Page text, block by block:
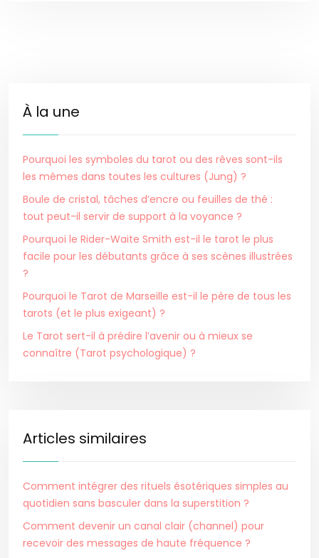
À la une
Pourquoi les symboles du tarot ou des rêves sont-ils
les mêmes dans toutes les cultures (Jung) ?
Boule de cristal, tâches d’encre ou feuilles de thé :
tout peut-il servir de support à la voyance ?
Pourquoi le Rider-Waite Smith est-il le tarot le plus
facile pour les débutants grâce à ses scènes illustrées
?
Pourquoi le Tarot de Marseille est-il le père de tous les
tarots (et le plus exigeant) ?
Le Tarot sert-il à prédire l’avenir ou à mieux se
connaître (Tarot psychologique) ?
Articles similaires
Comment intégrer des rituels ésotériques simples au
quotidien sans basculer dans la superstition ?
Comment devenir un canal clair (channel) pour
recevoir des messages de haute fréquence ?